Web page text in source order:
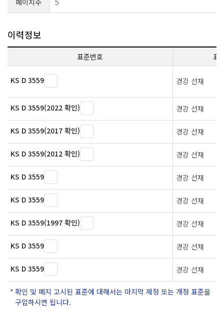
페이지수 5
이력정보
표준번호 표
KS D 3559 경강 선재
KS D 3559(2022 확인) 경강 선재
KS D 3559(2017 확인) 경강 선재
KS D 3559(2012 확인) 경강 선재
KS D 3559 경강 선재
KS D 3559 경강 선재
KS D 3559(1997 확인) 경강 선재
KS D 3559 경강 선재
KS D 3559 경강 선재
확인 및 폐지 고시된 표준에 대해서는 마지막 제정 또는 개정 표준을
구입하시면 됩니다.